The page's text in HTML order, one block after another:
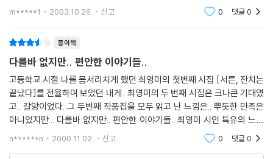
첫 번째 시집보다 라는 시집은 그녀의 목소리가 약해진 것 같았다는 인상
m*****1 2003.10.26. 신고 0 댓글0
종이책
다를바 없지만.. 편안한 이야기들..
고등학교 시절 나를 몸서리치게 했던 최영미의 첫번째 시집 [서른, 잔치는
끝났다]를 전율하며 보았던 내게.. 최영미의 두 번째 시집은 크나큰 기대였
고.. 갈망이었다. 그 두번째 작품집을 모두 읽고 난 느낌은.. 뿌듯한 만족은
아니었지만... 다를바 없지만.. 편안한 이야기들.. 최영미 시인 특유의 느낌
이 전해오는 시집이었다. 독신 여성으로 삶을 살아가는 여류시인의 생활이
n******n 2000.11.02. 신고 0 댓글0